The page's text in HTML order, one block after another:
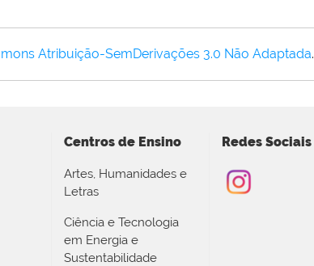
Atribuição-SemDerivações 3.0 Não Adaptada.
Centros de Ensino
Artes, Humanidades e
Letras
Ciência e Tecnologia
em Energia e
Sustentabilidade
Redes Sociais